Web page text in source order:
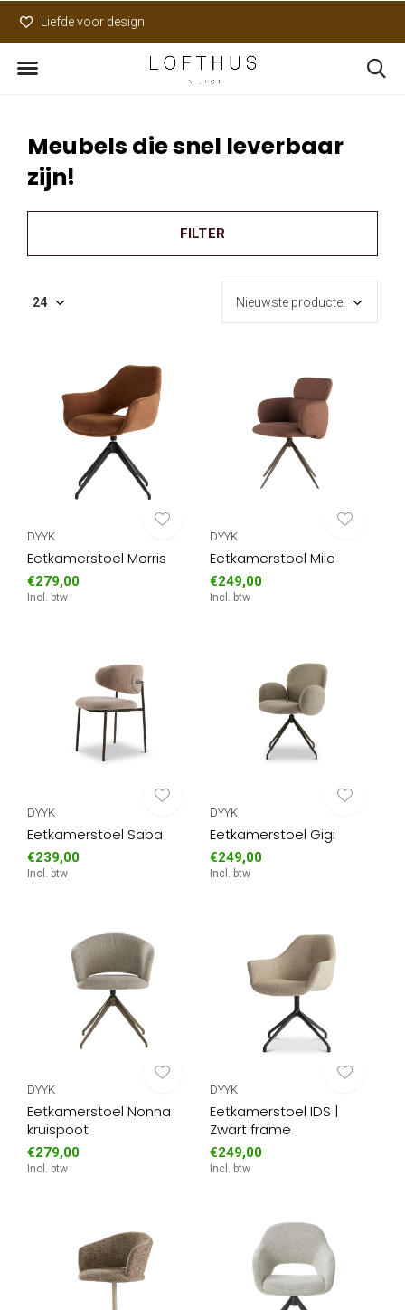
Liefde voor design
Meubels die snel leverbaar
zijn!
FILTER
DYYK
Eetkamerstoel Morris
€279,00
Incl. btw
DYYK
Eetkamerstoel Mila
€249,00
Incl. btw
DYYK
Eetkamerstoel Saba
€239,00
Incl. btw
DYYK
Eetkamerstoel Gigi
€249,00
Incl. btw
DYYK
Eetkamerstoel Nonna
kruispoot
€279,00
Incl. btw
DYYK
Eetkamerstoel IDS |
Zwart frame
€249,00
Incl. btw